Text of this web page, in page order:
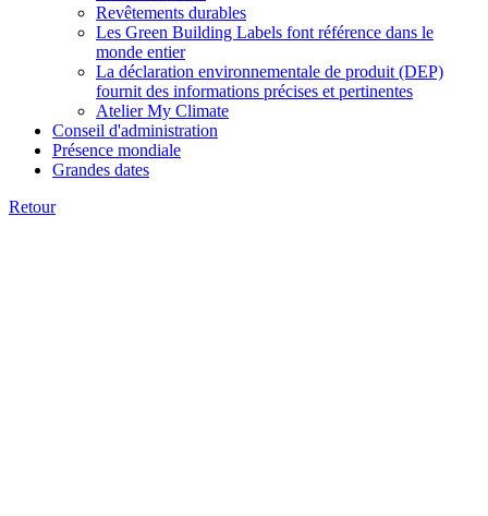
Revêtements durables
Les Green Building Labels font référence dans le
monde entier
La déclaration environnementale de produit (DEP)
fournit des informations précises et pertinentes
Atelier My Climate
Conseil d'administration
Présence mondiale
Grandes dates
Retour